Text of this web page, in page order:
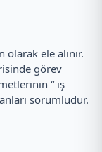
ele alınır.
görev
“ iş
sorumludur.